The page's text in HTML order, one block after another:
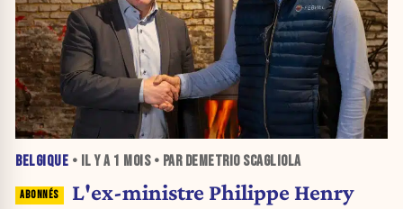
BELGIQUE • IL Y A 1 MOIS• PAR DEMETRIO SCAGLIOLA
L'ex-ministre Philippe Henry